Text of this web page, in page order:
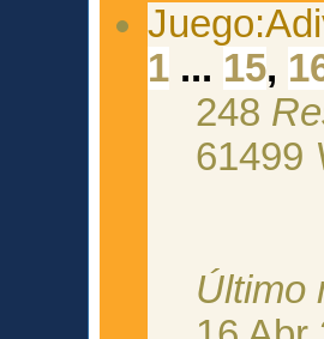
1 ... 15,
248
61499
Último